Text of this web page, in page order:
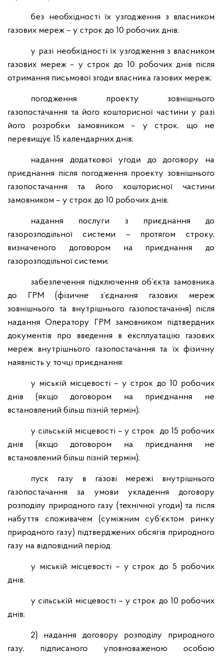
без необхідності їх узгодження з власником
газових мереж – у строк до 10 робочих днів;
у разі необхідності їх узгодження з власником
газових мереж – у строк до 10 робочих днів після
отримання письмової згоди власника газових мереж;
погодження проекту зовнішнього
газопостачання та його кошторисної частини у разі
його розробки замовником – у строк, що не
перевищує 15 календарних днів;
надання додаткової угоди до договору на
приєднання після погодження проекту зовнішнього
газопостачання та його кошторисної частини
замовником – у строк до 10 робочих днів;
надання послуги з приєднання до
газорозподільної системи – протягом строку,
визначеного договором на приєднання до
газорозподільної системи;
забезпечення підключення об’єкта замовника
до ГРМ (фізичне з’єднання газових мереж
зовнішнього та внутрішнього газопостачання) після
надання Оператору ГРМ замовником підтвердних
документів про введення в експлуатацію газових
мереж внутрішнього газопостачання та їх фізичну
наявність у точці приєднання:
у міській місцевості – у строк до 10 робочих
днів (якщо договором на приєднання не
встановлений більш пізній термін);
у сільській місцевості – у строк до 15 робочих
днів (якщо договором на приєднання не
встановлений більш пізній термін);
пуск газу в газові мережі внутрішнього
газопостачання за умови укладення договору
розподілу природного газу (технічної угоди) та після
набуття споживачем (суміжним суб’єктом ринку
природного газу) підтверджених обсягів природного
газу на відповідний період:
у міській місцевості – у строк до 5 робочих
днів;
у сільській місцевості – у строк до 10 робочих
днів;
2) надання договору розподілу природного
газу, підписаного уповноваженою особою